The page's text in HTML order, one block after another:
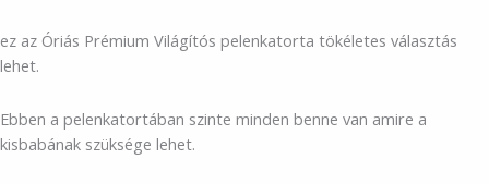
ez az Óriás Prémium Világítós pelenkatorta tökéletes választás
lehet.
Ebben a pelenkatortában szinte minden benne van amire a
kisbabának szüksége lehet.